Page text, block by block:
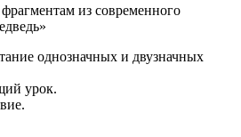
из современного
однозначных и двузначных
урок.